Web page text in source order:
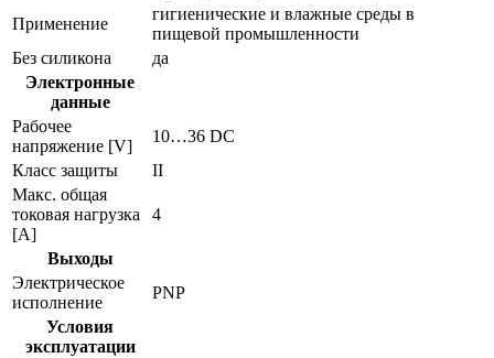
Применение
гигиенические и влажные среды в
пищевой промышленности
Без силикона
да
Электронные
данные
Рабочее
напряжение [V]
10…36 DC
Класс защиты
II
Макс. общая
токовая нагрузка
[A]
4
Выходы
Электрическое
исполнение
PNP
Условия
эксплуатации